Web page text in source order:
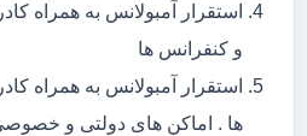
استقرار آمبولانس به همراه
و کنفرانس ها
استقرار آمبولانس به همراه
ها . اماکن های دولتی و